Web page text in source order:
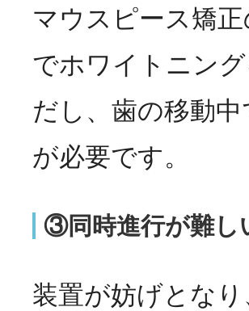
マウスピース矯
でホワイトニン
だし、歯の移動
が必要です。
③同時進行が難し
装置が妨げとな